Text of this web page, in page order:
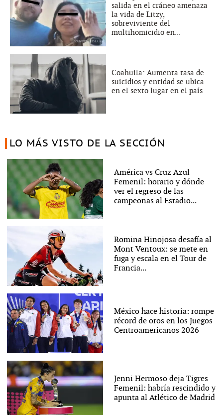
salida en el cráneo amenaza
la vida de Litzy,
sobreviviente del
multihomicidio en...
Coahuila: Aumenta tasa de
suicidios y entidad se ubica
en el sexto lugar en el país
LO MÁS VISTO DE LA SECCIÓN
América vs Cruz Azul
Femenil: horario y dónde
ver el regreso de las
campeonas al Estadio...
Romina Hinojosa desafía al
Mont Ventoux: se mete en
fuga y escala en el Tour de
Francia...
México hace historia: rompe
récord de oros en los Juegos
Centroamericanos 2026
Jenni Hermoso deja Tigres
Femenil: habría rescindido y
apunta al Atlético de Madrid